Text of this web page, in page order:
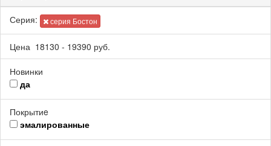
Серия: серия Бостон
Цена 18130 - 19390 руб.
Новинки
да
Покрытиe
эмалированные